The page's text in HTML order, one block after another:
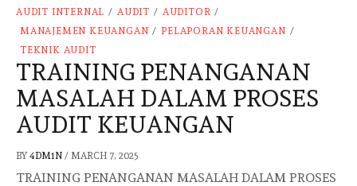
AUDIT INTERNAL / AUDIT / AUDITOR /
MANAJEMEN KEUANGAN / PELAPORAN KEUANGAN /
TEKNIK AUDIT
TRAINING PENANGANAN
MASALAH DALAM PROSES
AUDIT KEUANGAN
BY 4DM1N / MARCH 7, 2025
TRAINING PENANGANAN MASALAH DALAM PROSES